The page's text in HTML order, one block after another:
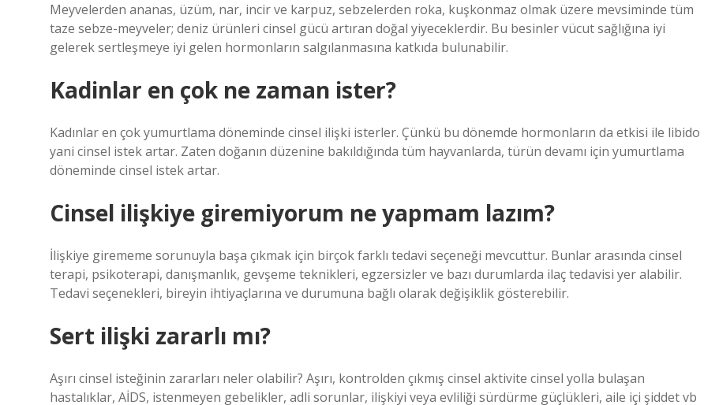
Meyvelerden ananas, üzüm, nar, incir ve karpuz, sebzelerden roka, kuşkonmaz olmak üzere mevsiminde tüm
taze sebze-meyveler; deniz ürünleri cinsel gücü artıran doğal yiyeceklerdir. Bu besinler vücut sağlığına iyi
gelerek sertleşmeye iyi gelen hormonların salgılanmasına katkıda bulunabilir.
Kadinlar en çok ne zaman ister?
Kadınlar en çok yumurtlama döneminde cinsel ilişki isterler. Çünkü bu dönemde hormonların da etkisi ile libido
yani cinsel istek artar. Zaten doğanın düzenine bakıldığında tüm hayvanlarda, türün devamı için yumurtlama
döneminde cinsel istek artar.
Cinsel ilişkiye giremiyorum ne yapmam lazım?
İlişkiye girememe sorunuyla başa çıkmak için birçok farklı tedavi seçeneği mevcuttur. Bunlar arasında cinsel
terapi, psikoterapi, danışmanlık, gevşeme teknikleri, egzersizler ve bazı durumlarda ilaç tedavisi yer alabilir.
Tedavi seçenekleri, bireyin ihtiyaçlarına ve durumuna bağlı olarak değişiklik gösterebilir.
Sert ilişki zararlı mı?
Aşırı cinsel isteğinin zararları neler olabilir? Aşırı, kontrolden çıkmış cinsel aktivite cinsel yolla bulaşan
hastalıklar, AİDS, istenmeyen gebelikler, adli sorunlar, ilişkiyi veya evliliği sürdürme güçlükleri, aile içi şiddet vb